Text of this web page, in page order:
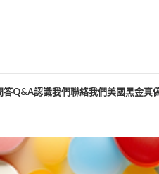
答Q&A認識我們聯絡我們美國黑金真